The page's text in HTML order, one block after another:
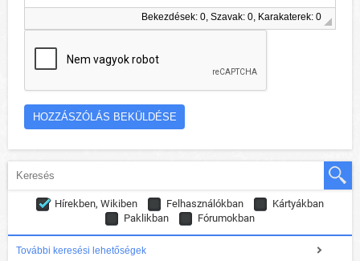
Bekezdések: 0, Szavak: 0, Karakaterek: 0
Hírekben, Wikiben Felhasználókban
Kártyákban
Paklikban
Fórumokban
További keresési lehetőségek